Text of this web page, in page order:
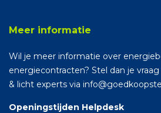
Meer informatie
Wil je meer informatie over
energiecontracten? Stel dan je
& licht experts via
Openingstijden Helpdesk